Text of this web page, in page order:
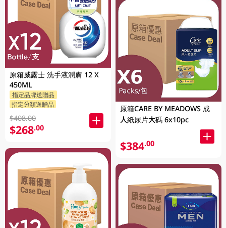
原箱威露士 洗手液潤膚 12 X
450ML
指定品牌送贈品
指定分類送贈品
$408.00
$268.00
原箱CARE BY MEADOWS 成
人紙尿片大碼 6x10pc
$384.00